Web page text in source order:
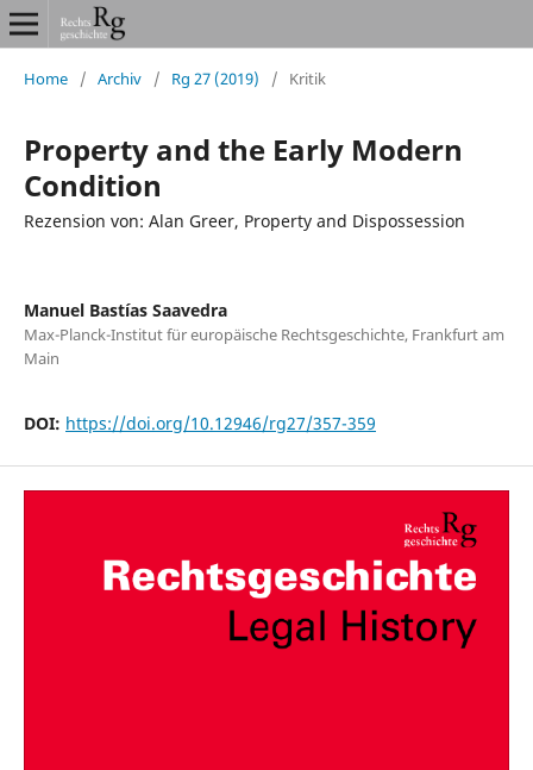
Home / Archiv / Rg 27 (2019) / Kritik
Property and the Early Modern
Condition
Rezension von: Alan Greer, Property and Dispossession
Manuel Bastías Saavedra
Max-Planck-Institut für europäische Rechtsgeschichte, Frankfurt am
Main
DOI: https://doi.org/10.12946/rg27/357-359